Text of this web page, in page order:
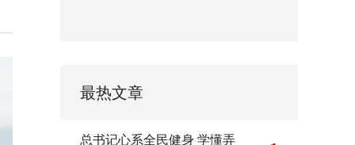
最热文章
总书记心系全民健身 学懂弄